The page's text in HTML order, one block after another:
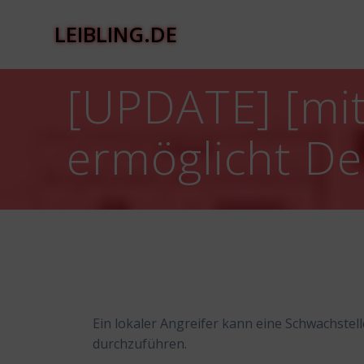
LEIBLING.DE
[UPDATE]
ermöglicht
Ein lokaler Angreifer kann eine
durchzuführen.